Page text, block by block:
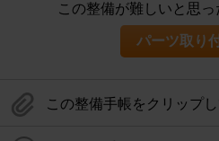
この整備が難しいと思っ
パーツ取り
この整備手帳をクリップ